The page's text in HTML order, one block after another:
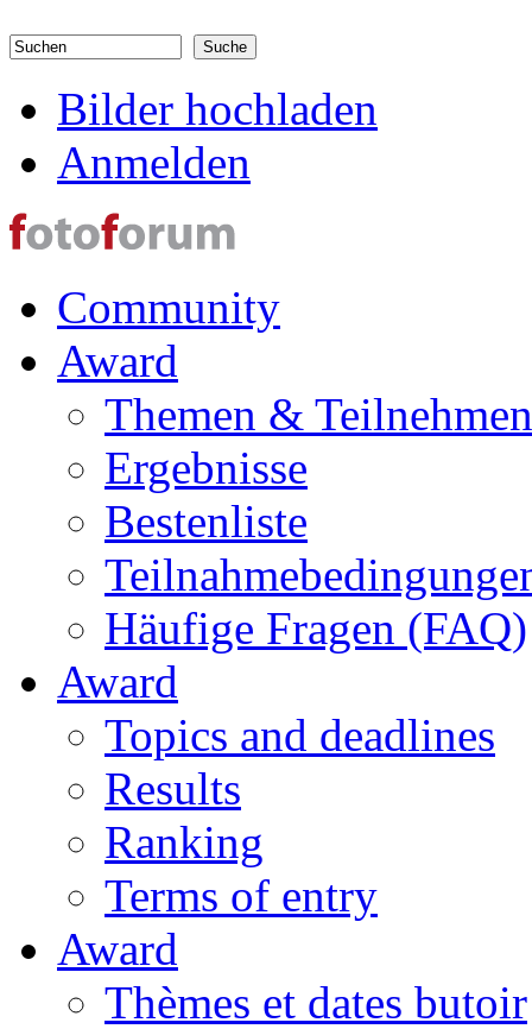
Suchformular
Bilder hochladen
Anmelden
Community
Award
Themen & Teilnehmen
Ergebnisse
Bestenliste
Häufige Fragen (FAQ)
Award
Topics and deadlines
Results
Ranking
Terms of entry
Award
Thèmes et dates butoir